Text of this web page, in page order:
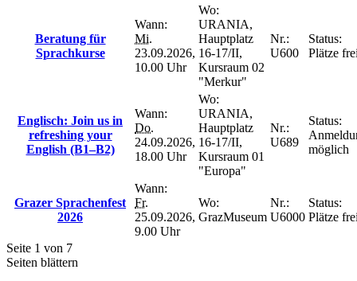
Beratung für
Sprachkurse
Wann:
Mi.
23.09.2026,
10.00 Uhr
Wo:
URANIA,
Hauptplatz
16-17/II,
Kursraum 02
"Merkur"
Nr.:
U600
Status:
Plätze
Englisch: Join us in
refreshing your
English (B1–B2)
Wann:
Do.
24.09.2026,
18.00 Uhr
Wo:
URANIA,
Hauptplatz
16-17/II,
Kursraum 01
"Europa"
Nr.:
U689
Status:
möglich
Grazer Sprachenfest
2026
Wann:
Fr.
25.09.2026,
9.00 Uhr
Wo:
GrazMuseum
Nr.:
U6000
Status:
Plätze
Seite 1 von 7
Seiten blättern